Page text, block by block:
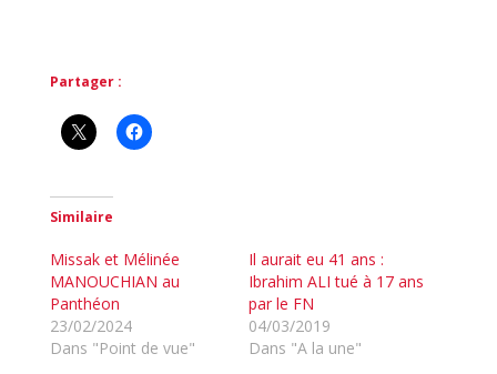
Partager :
Similaire
Missak et Mélinée
MANOUCHIAN au
Panthéon
23/02/2024
Dans "Point de vue"
Il aurait eu 41 ans :
Ibrahim ALI tué à 17 ans
par le FN
04/03/2019
Dans "A la une"